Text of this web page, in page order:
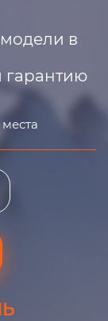
в
гарантию